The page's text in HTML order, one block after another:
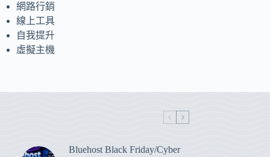
網路行銷
線上工具
自我提升
虛擬主機
Bluehost Black Friday/Cyber